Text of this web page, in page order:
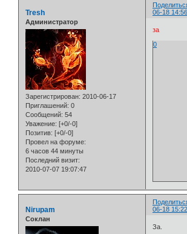
06-18
Tresh
Администратор
Зарегистрирован: 2010-06-17
Приглашений: 0
Сообщений: 54
Уважение: [+0/-0]
Позитив: [+0/-0]
Провел на форуме:
6 часов 44 минуты
Последний визит:
2010-07-07 19:07:47
за
0
06-18
Nirupam
Cоклан
За.